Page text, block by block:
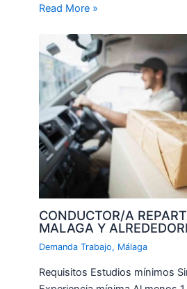
Read More »
CONDUCTOR/A
MALAGA Y
Demanda Trabajo, Málaga
Requisitos Estudios mínimos